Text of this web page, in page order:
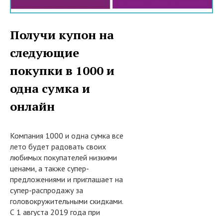
Получи купон на
следующие
покупки в 1000 и
одна сумка и
онлайн
Компания 1000 и одна сумка все
лето будет радовать своих
любимых покупателей низкими
ценами, а также супер-
предложениями и приглашает на
супер-распродажу за
головокружительными скидками.
С 1 августа 2019 года при